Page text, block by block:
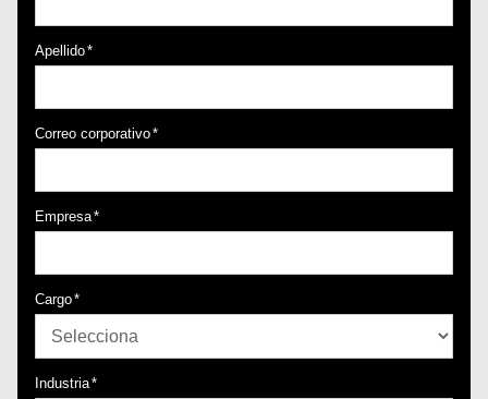
Apellido*
Correo corporativo*
Empresa*
Cargo*
Industria*